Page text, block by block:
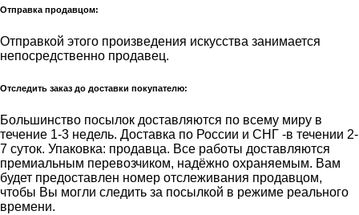
Отправка продавцом:
Отправкой этого произведения искусства занимается
непосредственно продавец.
Отследить заказ до доставки покупателю:
Большинство посылок доставляются по всему миру в
течение 1-3 недель. Доставка по России и СНГ -в течении 2-
7 суток. Упаковка: продавца. Все работы доставляются
премиальным перевозчиком, надёжно охраняемым. Вам
будет предоставлен номер отслеживания продавцом,
чтобы Вы могли следить за посылкой в режиме реального
времени.